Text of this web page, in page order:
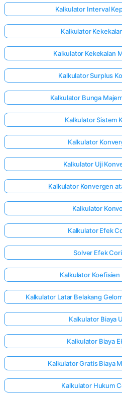
Kalkulator Interval
Kalkulator
Kalkulator Kekekalan
Kalkulator Surplus
Kalkulator Bunga
Kalkulator Sistem
Kalkulator
Kalkulator Uji
Kalkulator Konvergen
Kalkulator
Kalkulator Efek
Solver Efek
Kalkulator Koefisien
Kalkulator Latar Belakang
Kalkulator Biaya
Kalkulator Biaya
Kalkulator Gratis Biaya
Kalkulator Hukum